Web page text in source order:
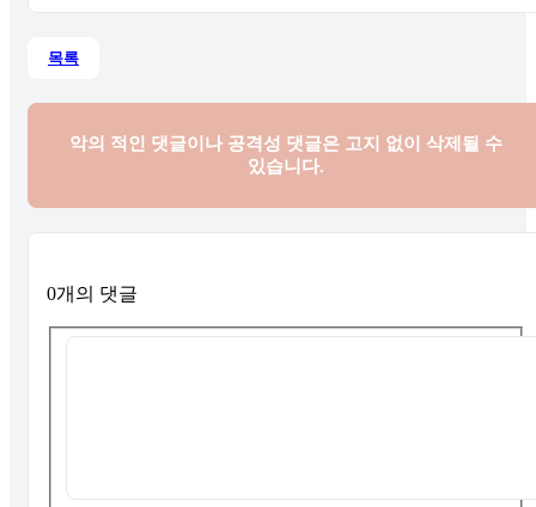
목록
악의 적인 댓글이나 공격성 댓글은 고지 없이 삭제될 수
있습니다.
0개의 댓글